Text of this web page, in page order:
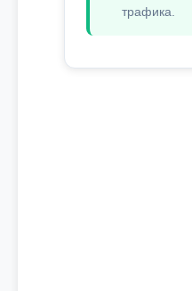
трафика.